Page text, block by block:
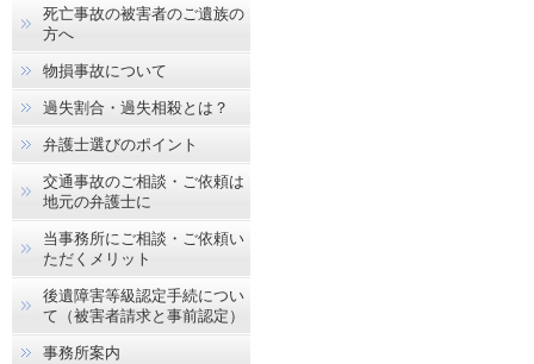
死亡事故の被害者のご遺族の
方へ
物損事故について
過失割合・過失相殺とは？
弁護士選びのポイント
交通事故のご相談・ご依頼は
地元の弁護士に
当事務所にご相談・ご依頼い
ただくメリット
後遺障害等級認定手続につい
て（被害者請求と事前認定）
事務所案内